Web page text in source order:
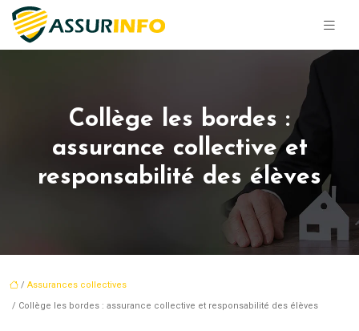
Collège les bordes :
assurance collective et
responsabilité des élèves
/ Assurances collectives
/ Collège les bordes : assurance collective et responsabilité des élèves